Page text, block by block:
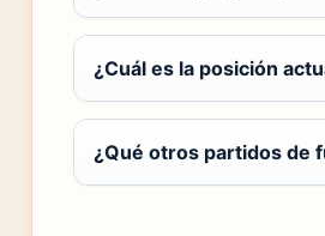
¿Cuál es la posición
¿Qué otros partidos de